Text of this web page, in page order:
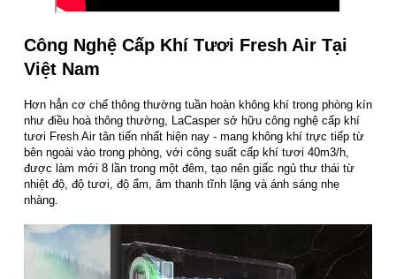
Công Nghệ Cấp Khí Tươi Fresh Air Tại
Việt Nam
Hơn hẳn cơ chế thông thường tuần hoàn không khí trong phòng kín
như điều hoà thông thường, LaCasper sở hữu công nghệ cấp khí
tươi Fresh Air tân tiến nhất hiện nay - mang không khí trực tiếp từ
bên ngoài vào trong phòng, với công suất cấp khí tươi 40m3/h,
được làm mới 8 lần trong một đêm, tạo nên giấc ngủ thư thái từ
nhiệt độ, độ tươi, độ ẩm, âm thanh tĩnh lặng và ánh sáng nhẹ
nhàng.